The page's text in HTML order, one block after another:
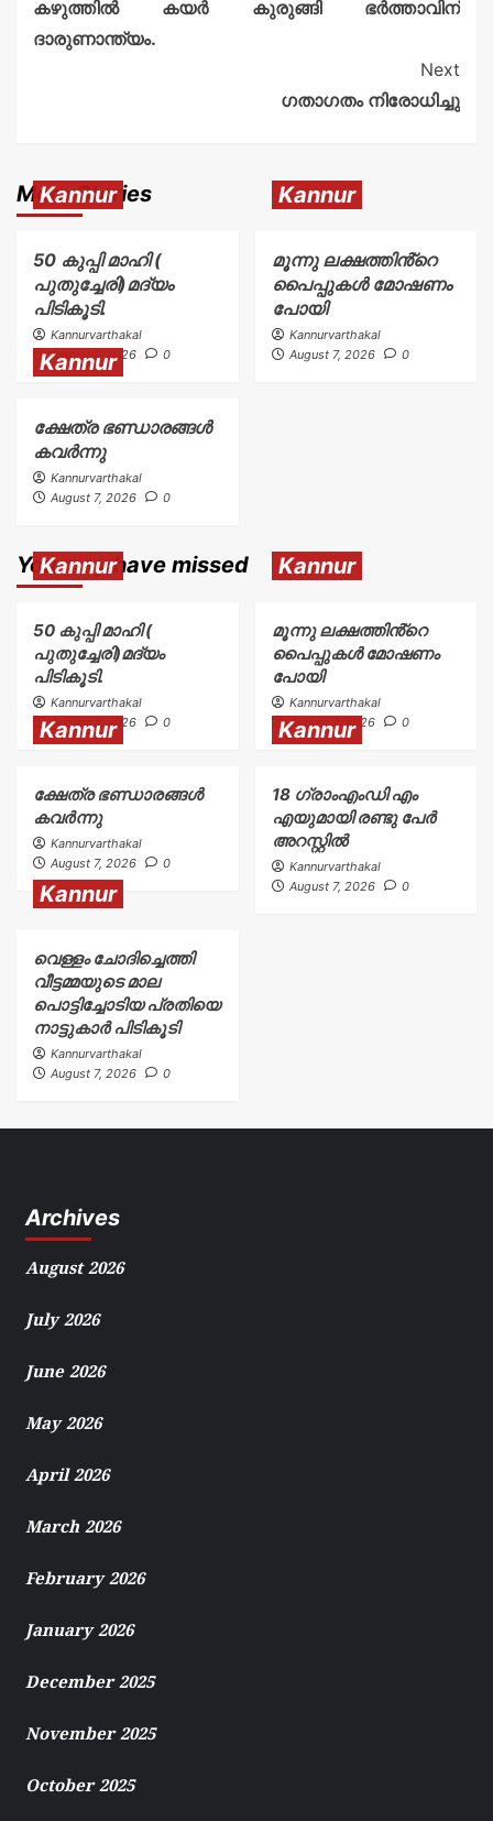
കഴുത്തിൽ കയർ കുരുങ്ങി ഭർത്താവിന്
ദാരുണാന്ത്യം.
Next
ഗതാഗതം നിരോധിച്ചു
More Stories
Kannur
50 കുപ്പി മാഹി (
പുതുച്ചേരി)മദ്യം
പിടികൂടി.
Kannurvarthakal
August 7, 2026
0
Kannur
മൂന്നു ലക്ഷത്തിൻ്റെ
പൈപ്പുകൾ മോഷണം
പോയി
Kannurvarthakal
August 7, 2026
0
Kannur
ക്ഷേത്ര ഭണ്ഡാരങ്ങൾ
കവർന്നു
Kannurvarthakal
August 7, 2026
0
You may have missed
Kannur
50 കുപ്പി മാഹി (
പുതുച്ചേരി)മദ്യം
പിടികൂടി.
Kannurvarthakal
August 7, 2026
0
Kannur
മൂന്നു ലക്ഷത്തിൻ്റെ
പൈപ്പുകൾ മോഷണം
പോയി
Kannurvarthakal
August 7, 2026
0
Kannur
ക്ഷേത്ര ഭണ്ഡാരങ്ങൾ
കവർന്നു
Kannurvarthakal
August 7, 2026
0
Kannur
18 ഗ്രാംഎംഡി എം
എയുമായി രണ്ടു പേർ
അറസ്റ്റിൽ
Kannurvarthakal
August 7, 2026
0
Kannur
വെള്ളം ചോദിച്ചെത്തി
വീട്ടമ്മയുടെ മാല
പൊട്ടിച്ചോടിയ പ്രതിയെ
നാട്ടുകാർ പിടികൂടി
Kannurvarthakal
August 7, 2026
0
Archives
August 2026
July 2026
June 2026
May 2026
April 2026
March 2026
February 2026
January 2026
December 2025
November 2025
October 2025